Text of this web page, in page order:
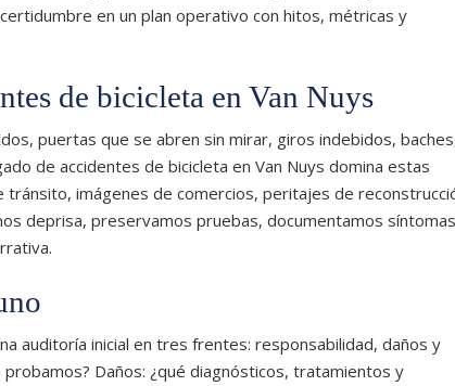
en un plan operativo con hitos, métricas y
de bicicleta en Van Nuys
puertas que se abren sin mirar, giros indebidos,
de accidentes de bicicleta en Van Nuys domina estas
imágenes de comercios, peritajes de
deprisa, preservamos pruebas, documentamos
auditoría inicial en tres frentes: responsabilidad, daños y
Daños: ¿qué diagnósticos, tratamientos y